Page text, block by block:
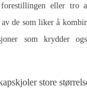
forestillingen eller tro
av de som liker å
som krydder
store